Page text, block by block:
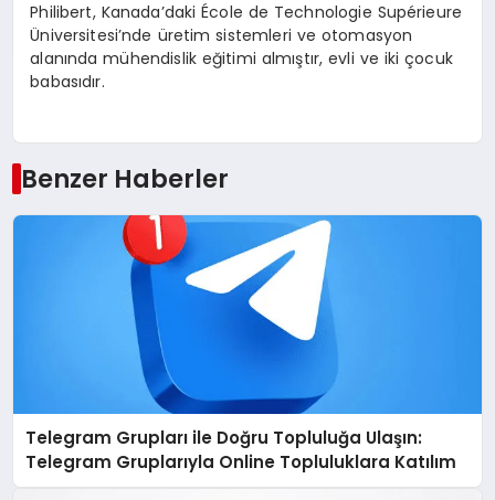
Philibert, Kanada’dakiÉcole de Technologie Supérieure
Üniversitesi’nde üretim sistemleri ve otomasyon
alanında mühendislik eğitimi almıştır, evli ve iki çocuk
babasıdır.
Benzer Haberler
Telegram Grupları ile Doğru Topluluğa Ulaşın:
Telegram Gruplarıyla Online Topluluklara Katılım